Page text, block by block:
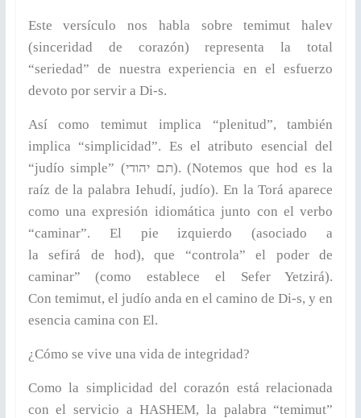
Este versículo nos habla sobre temimut halev
(sinceridad de corazón) representa la total
“seriedad” de nuestra experiencia en el esfuerzo
devoto por servir a Di-s.
Así como temimut implica “plenitud”, también
implica “simplicidad”. Es el atributo esencial del
“judío simple” (תם יהודי). (Notemos que hod es la
raíz de la palabra Iehudí, judío). En la Torá aparece
como una expresión idiomática junto con el verbo
“caminar”. El pie izquierdo (asociado a
la sefirá de hod), que “controla” el poder de
caminar” (como establece el Sefer Yetzirá).
Con temimut, el judío anda en el camino de Di-s, y en
esencia camina con El.
¿Cómo se vive una vida de integridad?
Como la simplicidad del corazón está relacionada
con el servicio a HASHEM, la palabra “temimut”